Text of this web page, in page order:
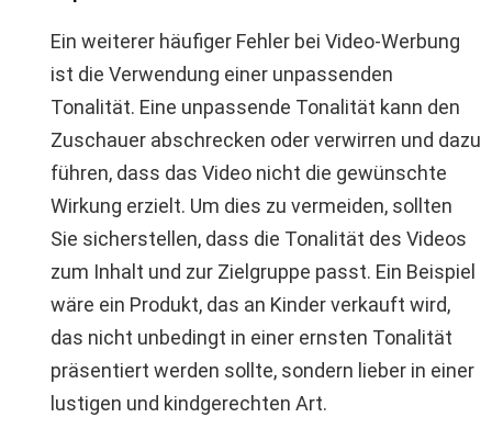
Ein weiterer häufiger Fehler bei Video-Werbung
ist die Verwendung einer unpassenden
Tonalität. Eine unpassende Tonalität kann den
Zuschauer abschrecken oder verwirren und dazu
führen, dass das Video nicht die gewünschte
Wirkung erzielt. Um dies zu vermeiden, sollten
Sie sicherstellen, dass die Tonalität des Videos
zum Inhalt und zur Zielgruppe passt. Ein Beispiel
wäre ein Produkt, das an Kinder verkauft wird,
das nicht unbedingt in einer ernsten Tonalität
präsentiert werden sollte, sondern lieber in einer
lustigen und kindgerechten Art.